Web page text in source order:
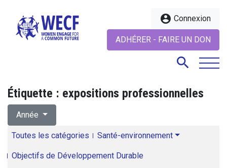
account_circle Connexion
ADHÉRER - FAIRE UN DON
search
Étiquette : expositions professionnelles
Année
Toutes les catégories Santé-environnement
Objectifs de Développement Durable